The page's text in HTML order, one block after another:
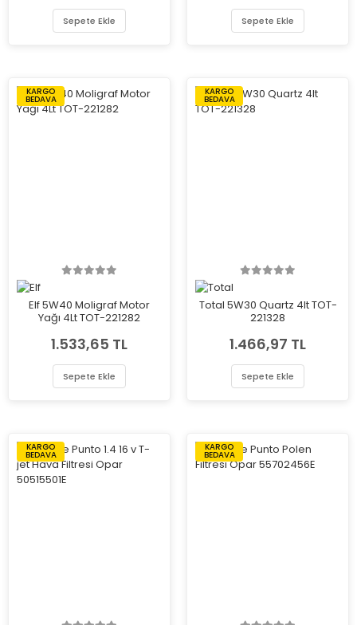
Sepete Ekle Sepete Ekle
KARGO
BEDAVA
Elf 5W40 Moligraf Motor
Yağı 4Lt TOT-221282
1.533,65 TL
Sepete Ekle
KARGO
BEDAVA
Total 5W30 Quartz 4lt TOT-
221328
1.466,97 TL
Sepete Ekle
KARGO
BEDAVA
KARGO
BEDAVA